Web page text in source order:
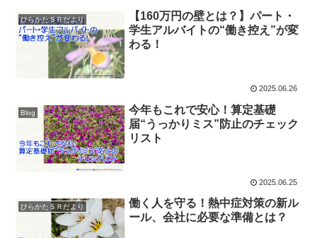
ひらかたＳＲだより
【160万円の壁とは？】パート・
学生アルバイトの“働き控え”が変
わる！
2025.06.26
Blog
今年もこれで安心！算定基礎
届“うっかりミス”防止のチェック
リスト
2025.06.25
ひらかたＳＲだより
働く人を守る！熱中症対策の新ル
ール、会社に必要な準備とは？